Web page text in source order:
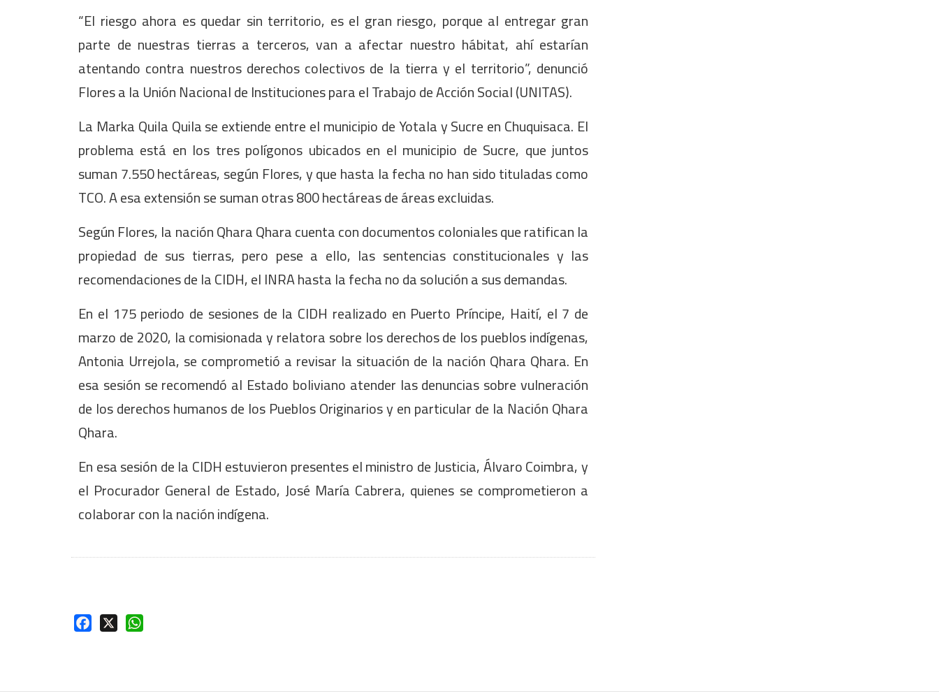
“El riesgo ahora es quedar sin territorio, es el gran riesgo, porque al entregar gran
parte de nuestras tierras a terceros, van a afectar nuestro hábitat, ahí estarían
atentando contra nuestros derechos colectivos de la tierra y el territorio”, denunció
Flores a la Unión Nacional de Instituciones para el Trabajo de Acción Social (UNITAS).
La Marka Quila Quila se extiende entre el municipio de Yotala y Sucre en Chuquisaca. El
problema está en los tres polígonos ubicados en el municipio de Sucre, que juntos
suman 7.550 hectáreas, según Flores, y que hasta la fecha no han sido tituladas como
TCO. A esa extensión se suman otras 800 hectáreas de áreas excluidas.
Según Flores, la nación Qhara Qhara cuenta con documentos coloniales que ratifican la
propiedad de sus tierras, pero pese a ello, las sentencias constitucionales y las
recomendaciones de la CIDH, el INRA hasta la fecha no da solución a sus demandas.
En el 175 periodo de sesiones de la CIDH realizado en Puerto Príncipe, Haití, el 7 de
marzo de 2020, la comisionada y relatora sobre los derechos de los pueblos indígenas,
Antonia Urrejola, se comprometió a revisar la situación de la nación Qhara Qhara. En
esa sesión se recomendó al Estado boliviano atender las denuncias sobre vulneración
de los derechos humanos de los Pueblos Originarios y en particular de la Nación Qhara
Qhara.
En esa sesión de la CIDH estuvieron presentes el ministro de Justicia, Álvaro Coimbra, y
el Procurador General de Estado, José María Cabrera, quienes se comprometieron a
colaborar con la nación indígena.
Facebook